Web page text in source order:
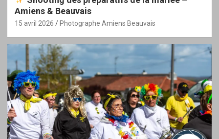
Amiens & Beauvais
15 avril 2026 Photographe Amiens Beauvais